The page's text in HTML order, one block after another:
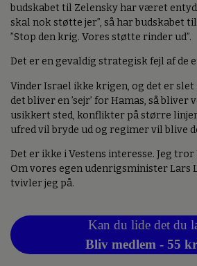
budskabet til Zelensky har været
skal nok støtte jer”, så har budskabet
”Stop den krig. Vores støtte rinder ud”.
Det er en gevaldig strategisk fejl af de
Vinder Israel ikke krigen, og det er
det bliver en ’sejr’ for Hamas, så bliver
usikkert sted, konflikter på større
ufred vil bryde ud og regimer vil blive
Det er ikke i Vestens interesse. Jeg
Om vores egen udenrigsminister Lars
tvivler jeg på.
Kan du lide det du
Bliv medlem - 55